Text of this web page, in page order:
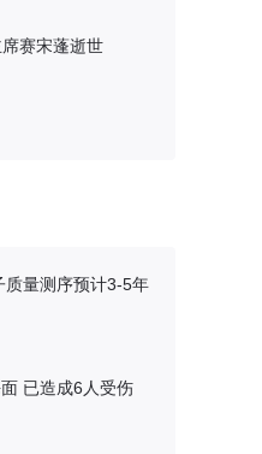
赛宋蓬逝世
质量测序预计3-5年
已造成6人受伤